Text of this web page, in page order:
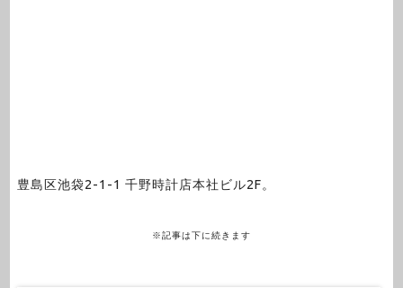
豊島区池袋2-1-1 千野時計店本社ビル2F。
※記事は下に続きます